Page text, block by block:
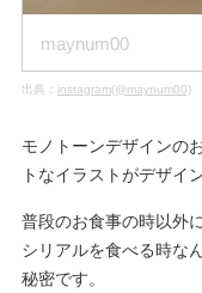
maynum00
出典： instagram(@maynum00)
モノトーンデザインの
トなイラストがデザイ
普段のお食事の時以外
シリアルを食べる時な
秘密です。